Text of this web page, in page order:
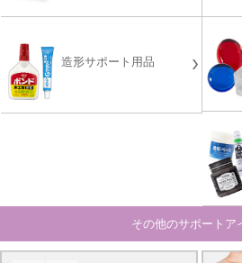
造形サポート用品
その他のサポートア